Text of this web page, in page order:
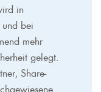
in
und bei
mehr
gelegt.
Share-